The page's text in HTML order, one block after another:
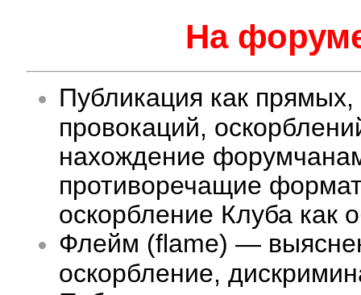
На
Публикация как
провокаций,
нахождение
противоречащие
оскорбление Клуба как
Флейм (flame) —
оскорбление,